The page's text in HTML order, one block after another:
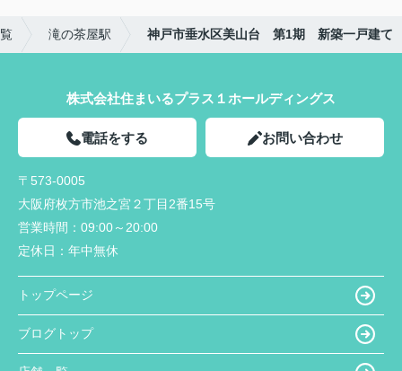
滝の茶屋駅 神戸市垂水区美山台 第1期 新築一戸建て
株式会社住まいるプラス１ホールディングス
電話をする お問い合わせ
〒573-0005
大阪府枚方市池之宮２丁目2番15号
営業時間： 09:00～20:00
定休日： 年中無休
トップページ
ブログトップ